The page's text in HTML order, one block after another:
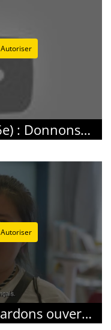
Autoriser
Passy-Saint-Honoré (16e) : Donnons la parole à nos élèves
Autoriser
Saint-Georges (19e) : Gardons ouverte la question de Dieu